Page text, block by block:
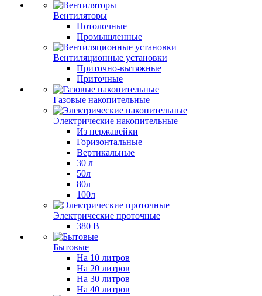
Вентиляторы
Потолочные
Промышленные
Вентиляционные установки
Приточно-вытяжные
Приточные
Газовые накопительные
Электрические накопительные
Из нержавейки
Горизонтальные
Вертикальные
30 л
50л
80л
100л
Электрические проточные
380 В
Бытовые
На 10 литров
На 20 литров
На 30 литров
На 40 литров